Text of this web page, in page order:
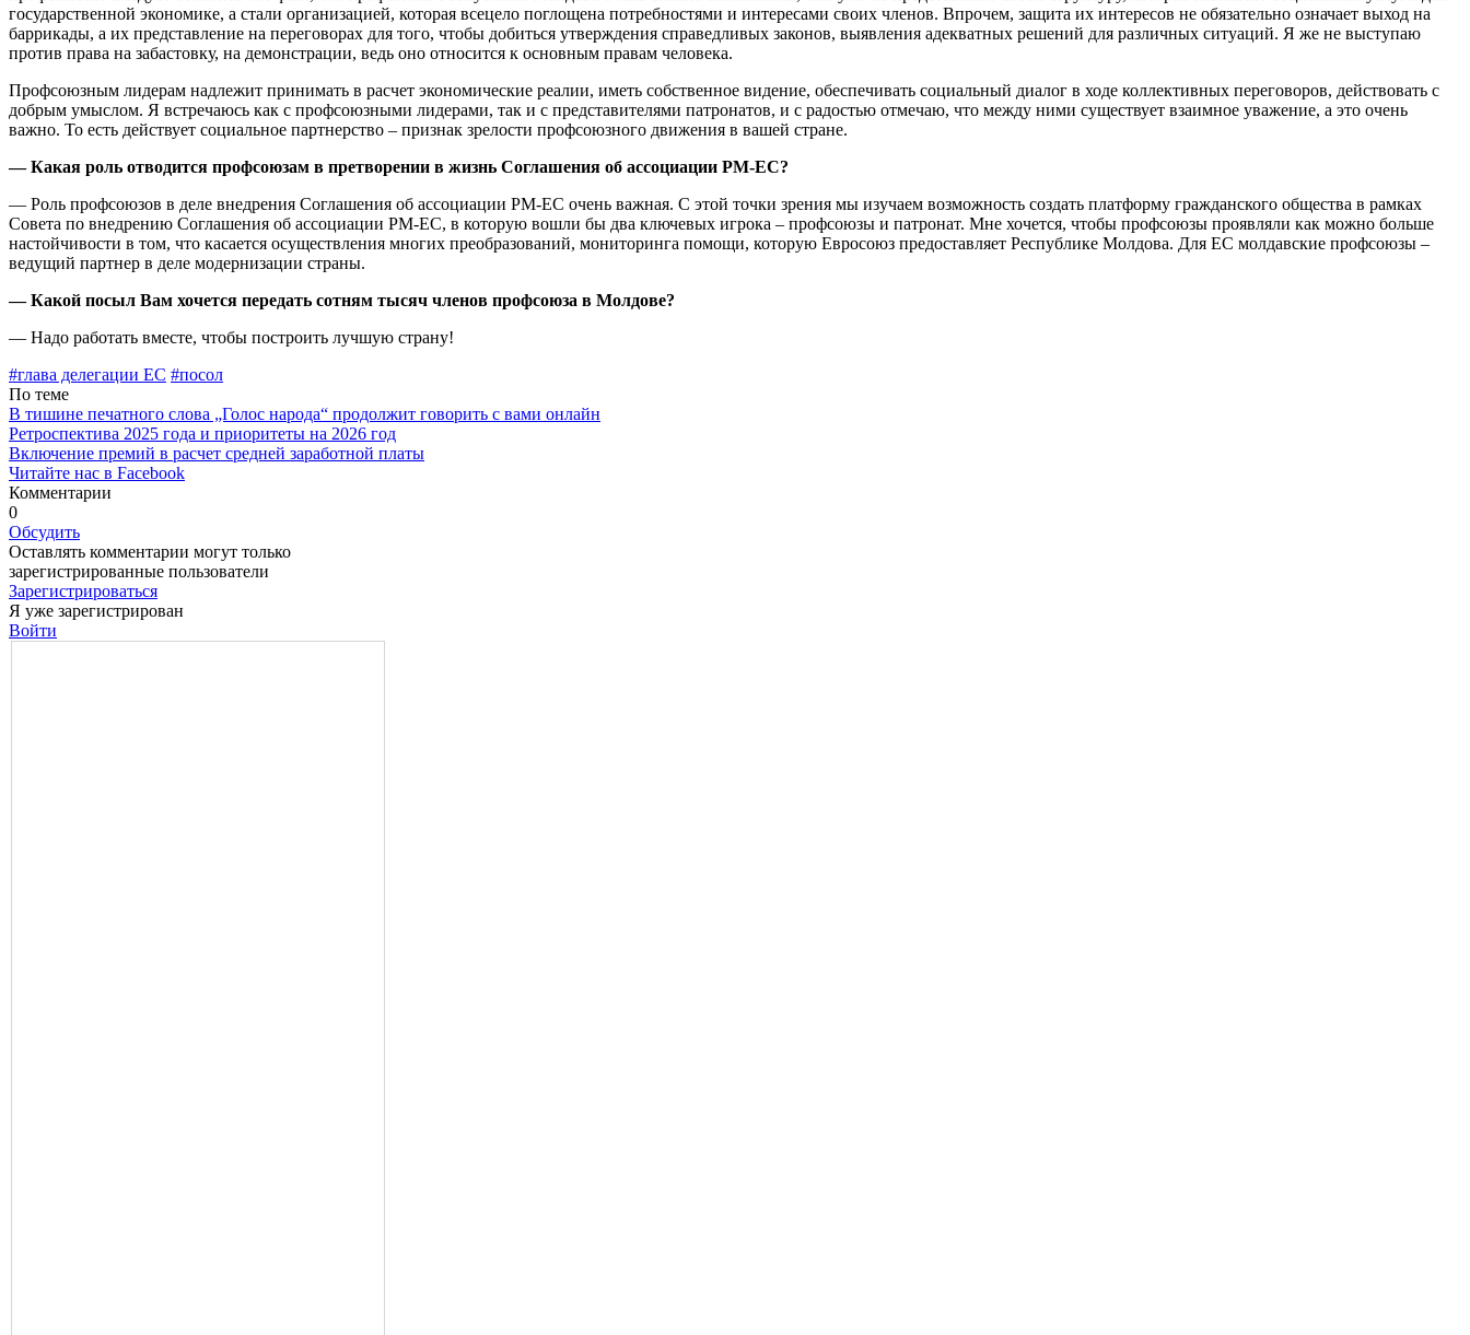
государственной эко­номике, а стали организацией, которая всецело поглощена по­требностями и интересами своих членов. Впрочем, защита их ин­тересов не обязательно означает выход на
баррикады, а их пред­ставление на переговорах для того, чтобы добиться утвержде­ния справедливых законов, вы­явления адекватных решений для различных ситуаций. Я же не выступаю
против права на за­бастовку, на демонстрации, ведь оно относится к основным пра­вам человека.
Профсоюзным лидерам над­лежит принимать в расчет эко­номические реалии, иметь соб­ственное видение, обеспечивать социальный диалог в ходе кол­лективных переговоров, действо­вать с
добрым умыслом. Я встре­чаюсь как с профсоюзными ли­дерами, так и с представителями патронатов, и с радостью отме­чаю, что между ними существует взаимное уважение, а это очень
важно. То есть действует соци­альное партнерство – признак зрелости профсоюзного движе­ния в вашей стране.
— Какая роль отводится профсоюзам в претворе­нии в жизнь Соглашения об ассоциации РМ-ЕС?
— Роль профсоюзов в деле вне­дрения Соглашения об ассоциа­ции РМ-ЕС очень важная. С этой точки зрения мы изучаем воз­можность создать платформу гражданского общества в рамках
Совета по внедрению Соглаше­ния об ассоциации РМ-ЕС, в ко­торую вошли бы два ключевых игрока – профсоюзы и патронат. Мне хочется, чтобы профсоюзы проявляли как можно больше
настойчивости в том, что каса­ется осуществления многих пре­образований, мониторинга по­мощи, которую Евросоюз пре­доставляет Республике Молдо­ва. Для ЕС молдавские профсою­зы –
ведущий партнер в деле мо­дернизации страны.
— Какой посыл Вам хочет­ся передать сотням ты­сяч членов профсоюза в Молдове?
— Надо работать вместе, чтобы построить лучшую страну!
#глава делегации ЕС #посол
По теме
В тишине печатного слова „Голос народа“ продолжит говорить с вами онлайн
Ретроспектива 2025 года и приоритеты на 2026 год
Включение премий в расчет средней заработной платы
Читайте нас в Facebook
Комментарии
0
Обсудить
Оставлять комментарии могут только
зарегистрированные пользователи
Зарегистрироваться
Я уже зарегистрирован
Войти